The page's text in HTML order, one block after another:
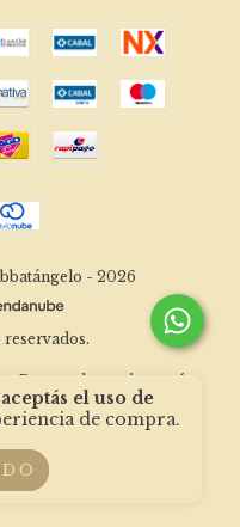
aceptás el uso de
de compra.
- 2026
Para reclamos
ingresá